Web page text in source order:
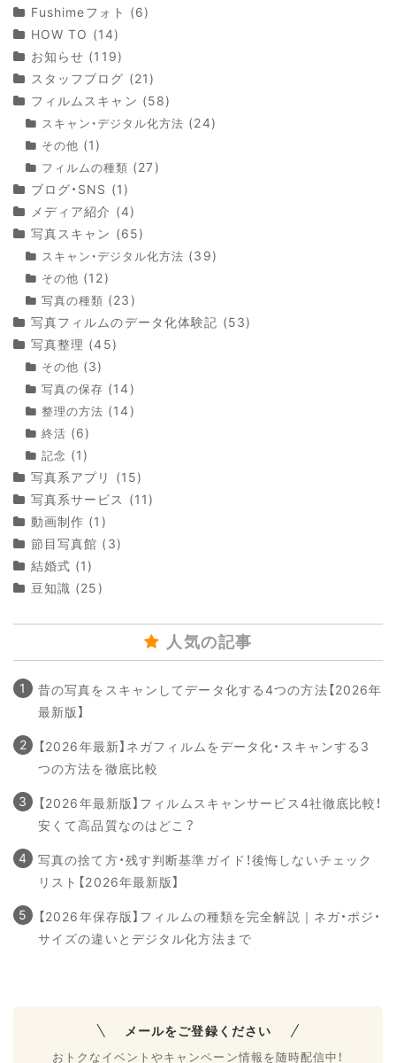
Fushimeフォト (6)
HOW TO (14)
お知らせ (119)
スタッフブログ (21)
フィルムスキャン (58)
スキャン・デジタル化方法 (24)
その他 (1)
フィルムの種類 (27)
ブログ・SNS (1)
メディア紹介 (4)
写真スキャン (65)
スキャン・デジタル化方法 (39)
その他 (12)
写真の種類 (23)
写真フィルムのデータ化体験記 (53)
写真整理 (45)
その他 (3)
写真の保存 (14)
整理の方法 (14)
終活 (6)
記念 (1)
写真系アプリ
(15)
写真系サービス (11)
動画制作 (1)
節目写真館 (3)
結婚式 (1)
豆知識 (25)
人気の記事
昔の写真をスキャンしてデータ化する4つの方法【2026年
最新版】
【2026年最新】ネガフィルムをデータ化・スキャンする3
つの方法を徹底比較
【2026年最新版】フィルムスキャンサービス4社徹底比較！
安くて高品質なのはどこ？
写真の捨て方・残す判断基準ガイド！後悔しないチェック
リスト【2026年最新版】
【2026年保存版】フィルムの種類を完全解説｜ネガ・ポジ・
サイズの違いとデジタル化方法まで
メールをご登録ください
おトクなイベントやキャンペーン情報を随時配信中！